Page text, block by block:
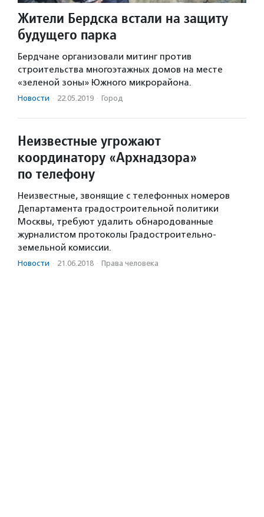
Жители Бердска встали на защиту
будущего парка
Бердчане организовали митинг против
строительства многоэтажных домов на месте
«зеленой зоны» Южного микрорайона.
Новости · 22.05.2019 · Город
Неизвестные угрожают
координатору «Архнадзора»
по телефону
Неизвестные, звонящие с телефонных номеров
Департамента градостроительной политики
Москвы, требуют удалить обнародованные
журналистом протоколы Градостроительно-
земельной комиссии.
Новости · 21.06.2018 · Права человека